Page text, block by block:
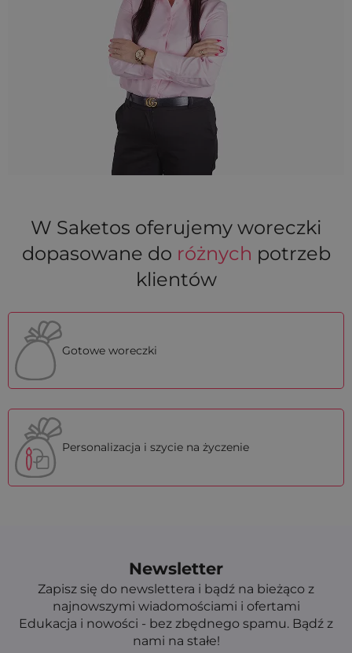
W Saketos oferujemy woreczki
dopasowane do różnych potrzeb
klientów
Gotowe woreczki
Personalizacja i szycie na życzenie
Newsletter
Zapisz się do newslettera i bądź na bieżąco z
najnowszymi wiadomościami i ofertami
Edukacja i nowości - bez zbędnego spamu. Bądź z
nami na stałe!